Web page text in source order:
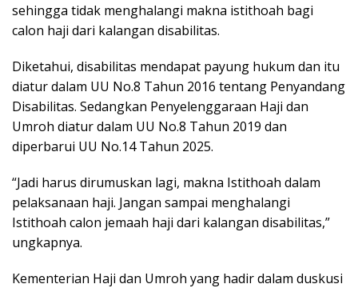
sehingga tidak menghalangi makna istithoah bagi
calon haji dari kalangan disabilitas.
Diketahui, disabilitas mendapat payung hukum dan itu
diatur dalam UU No.8 Tahun 2016 tentang Penyandang
Disabilitas. Sedangkan Penyelenggaraan Haji dan
Umroh diatur dalam UU No.8 Tahun 2019 dan
diperbarui UU No.14 Tahun 2025.
“Jadi harus dirumuskan lagi, makna Istithoah dalam
pelaksanaan haji. Jangan sampai menghalangi
Istithoah calon jemaah haji dari kalangan disabilitas,”
ungkapnya.
Kementerian Haji dan Umroh yang hadir dalam duskusi